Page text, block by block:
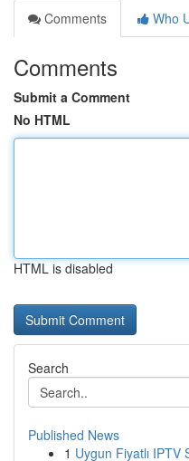
Comments
Who
Comments
Submit a Comment
No HTML
HTML is disabled
Search
Published News
1 Uygun Fiyatlı IPTV